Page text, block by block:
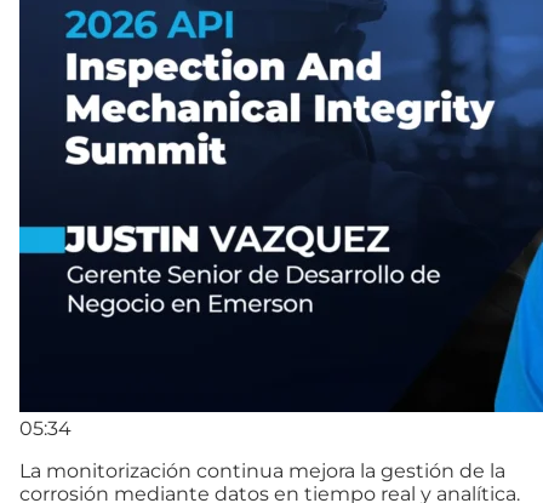
05:34
La monitorización continua mejora la gestión de la
corrosión mediante datos en tiempo real y analítica.